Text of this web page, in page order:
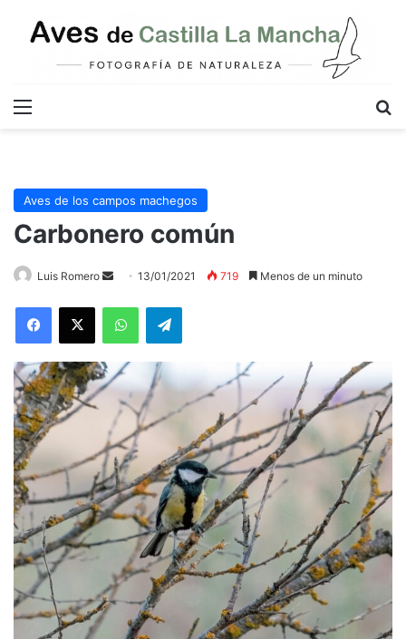
Menú
Aves de los campos machegos
Carbonero común
Luis Romero
Send
email
13/01/2021 719 Menos de un minuto
WhatsAppTelegram